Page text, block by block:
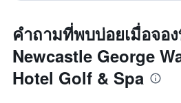
คำถามที่พบบ่อยเมื่อจอ
Newcastle George
Hotel Golf & Spa